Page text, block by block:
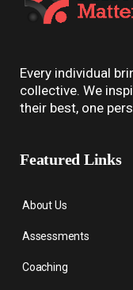
Every individual
collective. We
their best, one
Featured Links
About Us
Assessments
Coaching